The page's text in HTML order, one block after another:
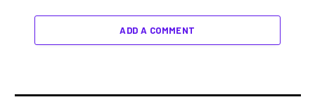
ADD A COMMENT